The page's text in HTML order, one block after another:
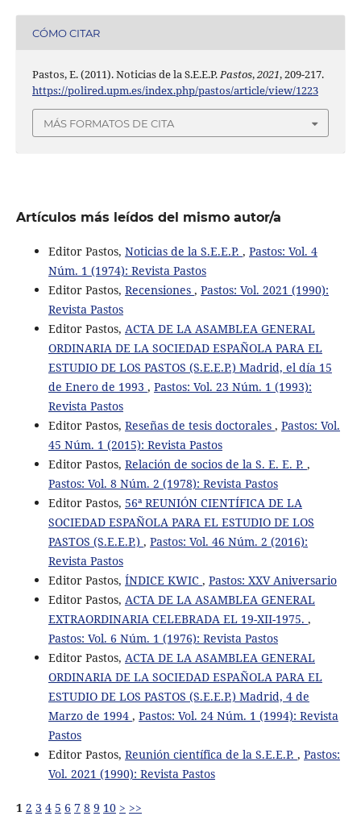
CÓMO CITAR
Pastos, E. (2011). Noticias de la S.E.E.P.Pastos,2021, 209-217.
https://polired.upm.es/index.php/pastos/article/view/1223
MÁS FORMATOS DE CITA
Artículos más leídos del mismo autor/a
Editor Pastos, Noticias de la S.E.E.P. , Pastos: Vol. 4
Núm. 1 (1974): Revista Pastos
Editor Pastos, Recensiones , Pastos: Vol. 2021 (1990):
Revista Pastos
Editor Pastos, ACTA DE LA ASAMBLEA GENERAL
ORDINARIA DE LA SOCIEDAD ESPAÑOLA PARA EL
ESTUDIO DE LOS PASTOS (S.E.E.P.) Madrid, el día 15
de Enero de 1993 , Pastos: Vol. 23 Núm. 1 (1993):
Revista Pastos
Editor Pastos, Reseñas de tesis doctorales , Pastos: Vol.
45 Núm. 1 (2015): Revista Pastos
Editor Pastos, Relación de socios de la S. E. E. P. ,
Pastos: Vol. 8 Núm. 2 (1978): Revista Pastos
Editor Pastos, 56ª REUNIÓN CIENTÍFICA DE LA
SOCIEDAD ESPAÑOLA PARA EL ESTUDIO DE LOS
PASTOS (S.E.E.P.) , Pastos: Vol. 46 Núm. 2 (2016):
Revista Pastos
Editor Pastos, ÍNDICE KWIC , Pastos: XXV Aniversario
Editor Pastos, ACTA DE LA ASAMBLEA GENERAL
EXTRAORDINARIA CELEBRADA EL 19-XII-1975. ,
Pastos: Vol. 6 Núm. 1 (1976): Revista Pastos
Editor Pastos, ACTA DE LA ASAMBLEA GENERAL
ORDINARIA DE LA SOCIEDAD ESPAÑOLA PARA EL
ESTUDIO DE LOS PASTOS (S.E.E.P.) Madrid, 4 de
Marzo de 1994 , Pastos: Vol. 24 Núm. 1 (1994): Revista
Pastos
Editor Pastos, Reunión científica de la S.E.E.P. , Pastos:
Vol. 2021 (1990): Revista Pastos
1 2 3 4 5 6 7 8 9 10 > >>